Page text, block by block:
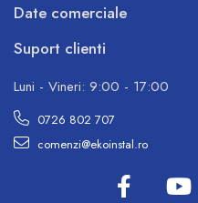
Date comerciale
Suport clienti
Luni - Vineri: 9:00 - 17:00
0726 802 707
comenzi@ekoinstal.ro